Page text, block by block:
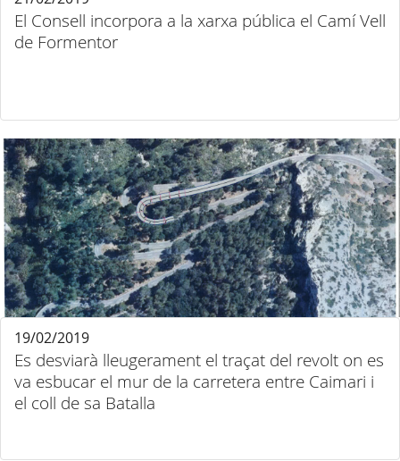
El Consell incorpora a la xarxa pública el Camí Vell
de Formentor
Es desviarà lleugerament el traçat del revolt on es
va esbucar el mur de la carretera entre Caimari i
el coll de sa Batalla
19/02/2019